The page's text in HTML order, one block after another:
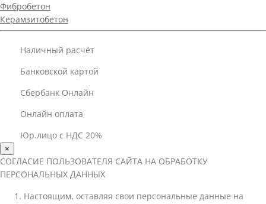
Фибробетон
Керамзитобетон
Наличный расчёт
Банковской картой
Сбербанк Онлайн
Онлайн оплата
Юр.лицо с НДС 20%
×
СОГЛАСИЕ ПОЛЬЗОВАТЕЛЯ САЙТА НА ОБРАБОТКУ
ПЕРСОНАЛЬНЫХ ДАННЫХ
Настоящим, оставляя свои персональные данные на